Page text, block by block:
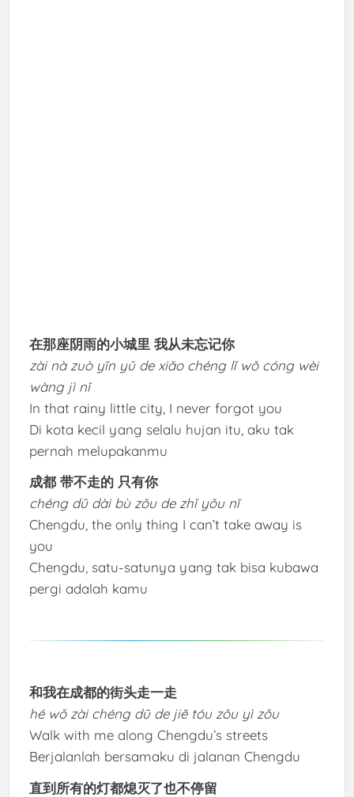
在那座阴雨的小城里 我从未忘记你
zài nà zuò yīn yǔ de xiǎo chéng lǐ wǒ cóng wèi
wàng jì nǐ
In that rainy little city, I never forgot you
Di kota kecil yang selalu hujan itu, aku tak
pernah melupakanmu
成都 带不走的 只有你
chéng dū dài bù zǒu de zhǐ yǒu nǐ
Chengdu, the only thing I can’t take away is
you
Chengdu, satu-satunya yang tak bisa kubawa
pergi adalah kamu
和我在成都的街头走一走
hé wǒ zài chéng dū de jiē tóu zǒu yì zǒu
Walk with me along Chengdu’s streets
Berjalanlah bersamaku di jalanan Chengdu
直到所有的灯都熄灭了也不停留